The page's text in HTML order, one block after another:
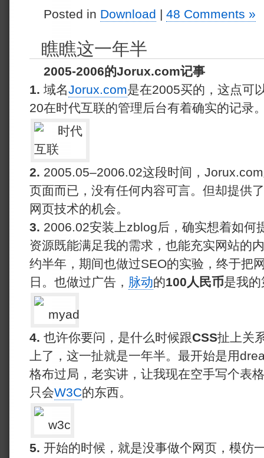
Posted in Download |48 Comments »
瞧瞧这一年半
2005-2006的Jorux.com记事
1. 域名Jorux.com是在2005买的，这点可
20在时代互联的管理后台有着确实的记录
2. 2005.05–2006.02这段时间，
页面而已，没有任何内容可言。但却提供
网页技术的机会。
3. 2006.02安装上zblog后，确实想着如何
资源既能满足我的需求，也能充实网站的
约半年，期间也做过SEO的实验，终于把
日。也做过广告， 脉动的100人民币是我的
4. 也许你要问，是什么时候跟CSS扯上关
上了，这一扯就是一年半。最开始是用
格布过局，老实讲，让我现在空手写个表
只会W3C的东西。
5. 开始的时候，就是没事做个网页，模仿